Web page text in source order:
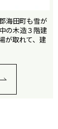
海田町も雪が
の木造３階建
が取れて、建